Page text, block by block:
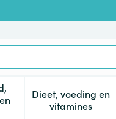
submenu voor
Dieet, voeding en
vitamines
Toon